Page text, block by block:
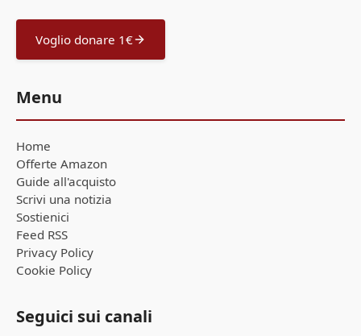
Voglio donare 1€
Menu
Home
Offerte Amazon
Guide all'acquisto
Scrivi una notizia
Sostienici
Feed RSS
Privacy Policy
Cookie Policy
Seguici sui canali